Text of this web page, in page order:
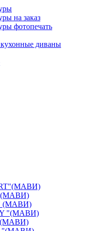
на заказ
фотопечать
диваны
(МАВИ)
" (МАВИ)
"(МАВИ)